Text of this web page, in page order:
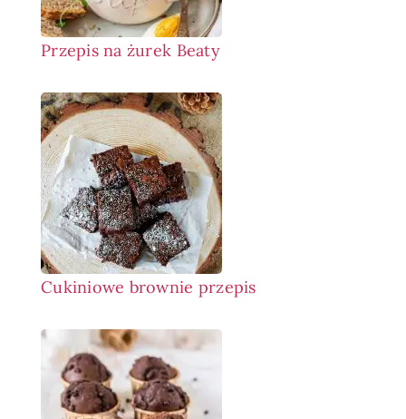
Przepis na żurek Beaty
Cukiniowe brownie przepis